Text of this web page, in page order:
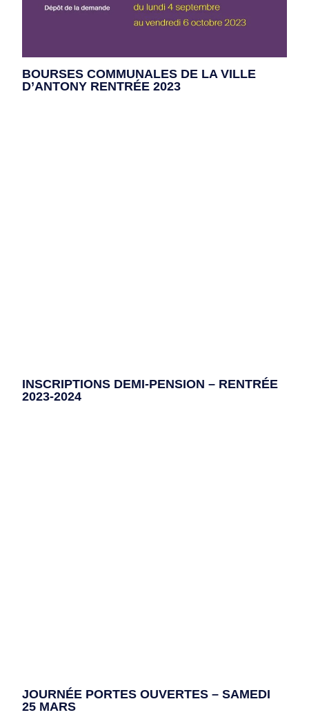
BOURSES COMMUNALES DE LA VILLE
D’ANTONY RENTRÉE 2023
INSCRIPTIONS DEMI-PENSION – RENTRÉE
2023-2024
JOURNÉE PORTES OUVERTES – SAMEDI
25 MARS